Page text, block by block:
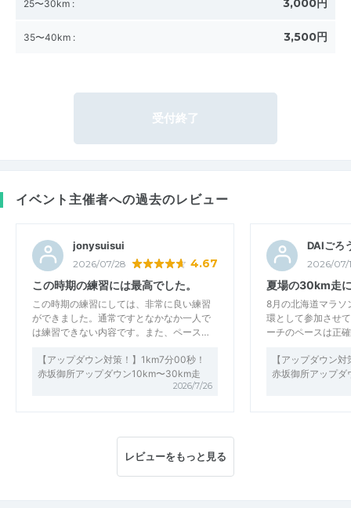
25〜30km : 3,000円
35〜40km : 3,500円
受付終了
イベント主催者への過去のレビュー
jonysuisui
2026/07/28 4.67
この時期の練習には最高でした。
この時期の練習にしては、非常に良い練習
ができました。通常ですとなかなか一人で
は練習できない内容です。また、ペース…
【アップダウン対策！】1km7分00秒！
赤坂御所アップダウン10km〜30km走
2026/7/26
DAIごろ
2026/07/
夏場の30km走
8月の北海道マラ
環として参加させ
ーチのペースは正
【アップダウン
赤坂御所アップ
レビューをもっと見る